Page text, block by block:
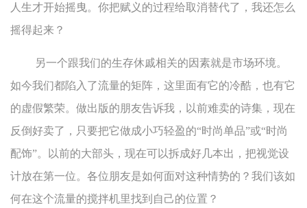
人生才开始摇曳。你把赋义的过程给取消替代了，我还怎么
摇得起来？
另一个跟我们的生存休戚相关的因素就是市场环境。
如今我们都陷入了流量的矩阵，这里面有它的冷酷，也有它
的虚假繁荣。做出版的朋友告诉我，以前难卖的诗集，现在
反倒好卖了，只要把它做成小巧轻盈的“时尚单品”或“时尚
配饰”。以前的大部头，现在可以拆成好几本出，把视觉设
计放在第一位。各位朋友是如何面对这种情势的？我们该如
何在这个流量的搅拌机里找到自己的位置？